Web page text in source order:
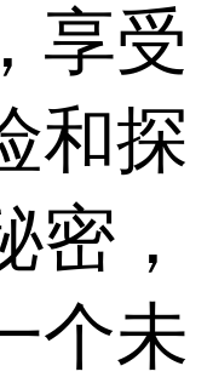
享受
和探
密，
个未